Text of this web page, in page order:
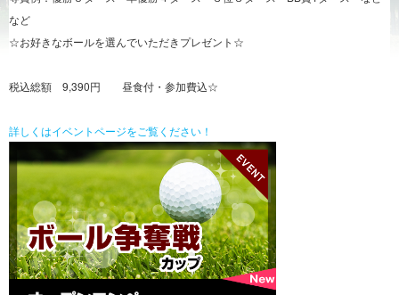
など
☆お好きなボールを選んでいただきプレゼント☆
税込総額 9,390円 昼食付・参加費込☆
詳しくはイベントページをご覧ください！